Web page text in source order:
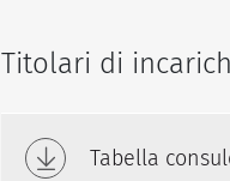
Titolari di
Tabella